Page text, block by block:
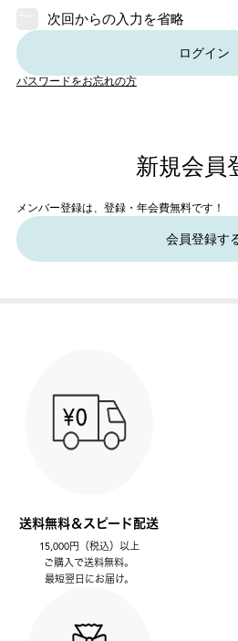
次回からの入力を省略
ログイン
パスワードをお忘れの方
新規会員
メンバー登録は、登録・年会費無料です！
会員登録す
送料無料＆スピード配送
15,000円（税込）以上
ご購入で送料無料。
最短翌日にお届け。